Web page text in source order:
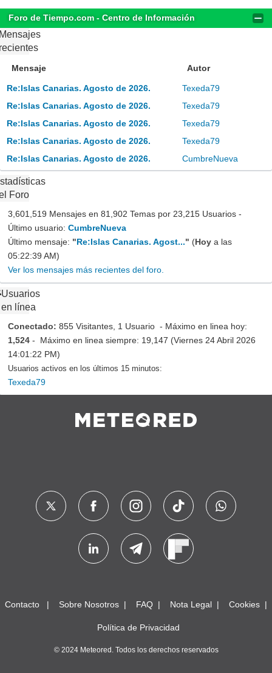
Foro de Tiempo.com - Centro de Información
Mensaje Autor
Re:Islas Canarias. Agosto de 2026.
Texeda79
Re:Islas Canarias. Agosto de 2026.
Texeda79
Re:Islas Canarias. Agosto de 2026.
Texeda79
Re:Islas Canarias. Agosto de 2026.
Texeda79
Re:Islas Canarias. Agosto de 2026.
CumbreNueva
Foro
3,601,519 Mensajes en 81,902 Temas por 23,215 Usuarios -
Último usuario: CumbreNueva
Último mensaje: "Re:Islas Canarias. Agost..." (Hoy a las
05:22:39 AM)
Ver los mensajes más recientes del foro.
Usuarios
en línea
Conectado: 855 Visitantes, 1 Usuario - Máximo en linea hoy:
1,524 - Máximo en linea siempre: 19,147 (Viernes 24 Abril 2026
14:01:22 PM)
Usuarios activos en los últimos 15 minutos:
Texeda79
Contacto Sobre Nosotros FAQ Nota Legal Cookies
Política de Privacidad
© 2024 Meteored. Todos los derechos reservados